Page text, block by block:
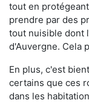
tout en
prendre par des
tout nuisible dont
d'Auvergne. Cela
En plus, c'est
certains que ces
dans les